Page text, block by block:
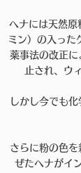
ヘナには天然
ミン）の入った
薬事法の改正
止され、ウ
しかし今でも
さらに粉の色
ぜたヘナがイ